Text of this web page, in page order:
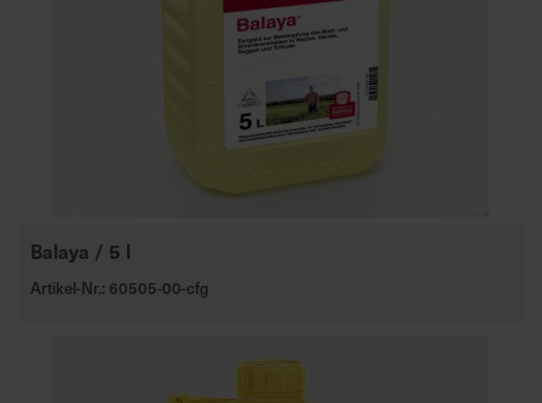
Balaya / 5 l
Artikel-Nr.: 60505-00-cfg